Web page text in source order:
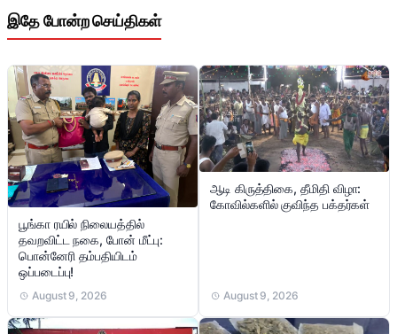
இதே போன்ற செய்திகள்
பூங்கா ரயில் நிலையத்தில்
தவறவிட்ட நகை, போன் மீட்பு:
பொன்னேரி தம்பதியிடம்
ஒப்படைப்பு!
August 9, 2026
ஆடி கிருத்திகை, தீமிதி விழா:
கோவில்களில் குவிந்த பக்தர்கள்
August 9, 2026